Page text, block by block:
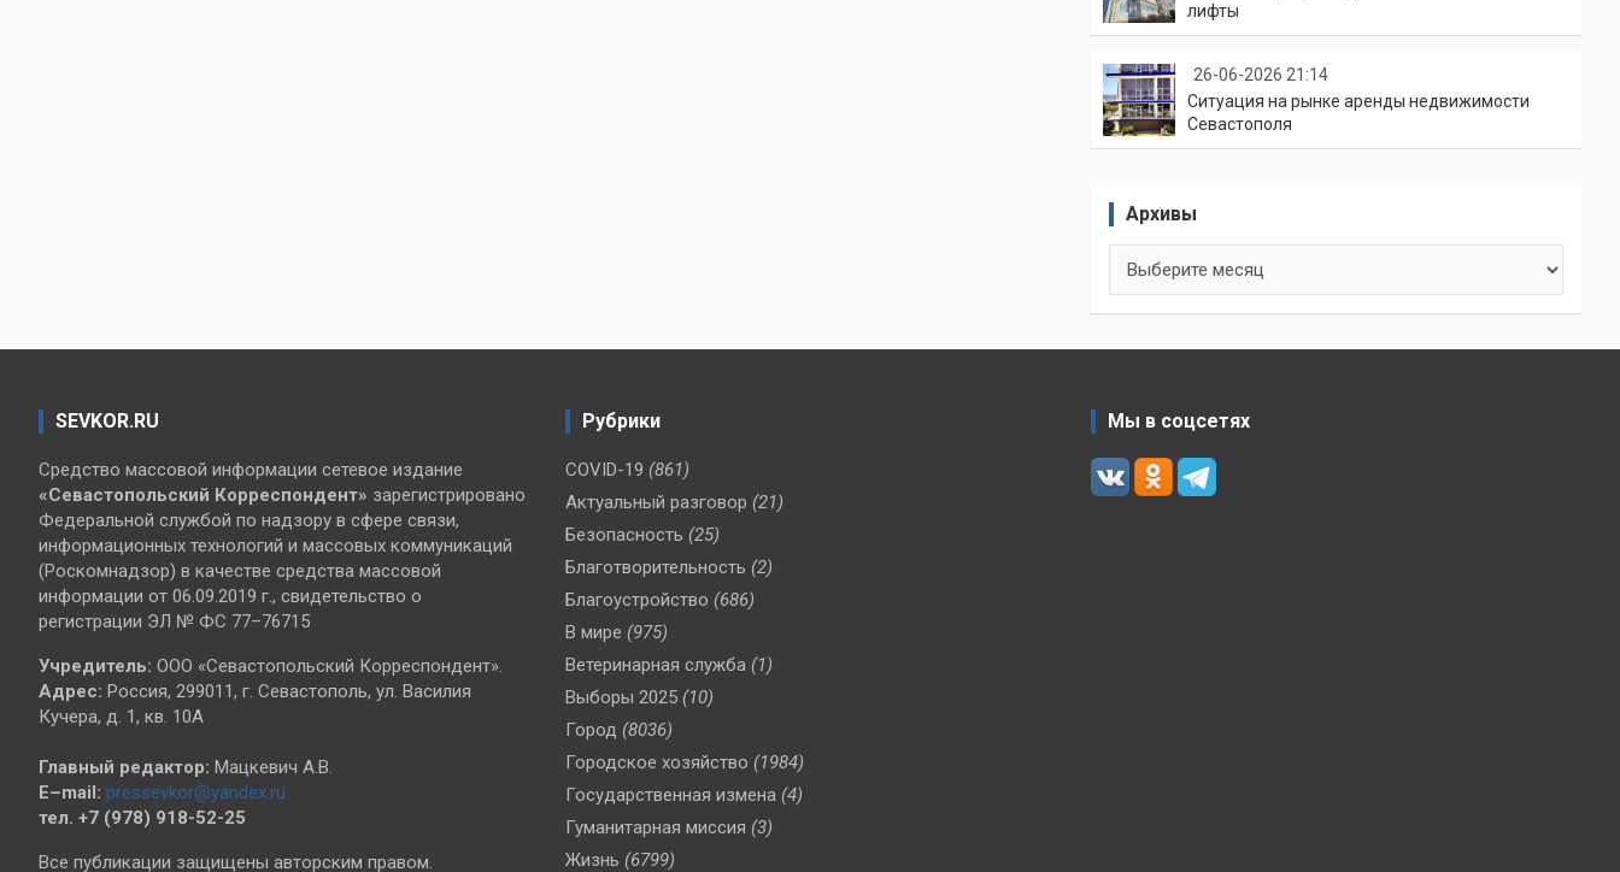
лифты
26-06-2026 21:14
Ситуация на рынке аренды недвижимости
Севастополя
Архивы
SEVKOR.RU
Средство массовой информации сетевое издание
«Севастопольский Корреспондент» зарегистрировано
Федеральной службой по надзору в сфере связи,
информационных технологий и массовых коммуникаций
(Роскомнадзор) в качестве средства массовой
информации от 06.09.2019 г., свидетельство о
регистрации ЭЛ № ФС 77–76715
Учредитель: ООО «Севастопольский Корреспондент».
Адрес: Россия, 299011, г. Севастополь, ул. Василия
Кучера, д. 1, кв. 10А
Главный редактор: Мацкевич А.В.
E–mail: pressevkor@yandex.ru
тел. +7 (978) 918-52-25
Все публикации защищены авторским правом.
Рубрики
COVID-19 (861)
Актуальный разговор (21)
Безопасность (25)
Благотворительность (2)
Благоустройство (686)
В мире (975)
Ветеринарная служба (1)
Выборы 2025 (10)
Город (8036)
Городское хозяйство (1984)
Государственная измена (4)
Гуманитарная миссия (3)
Жизнь (6799)
Мы в соцсетях